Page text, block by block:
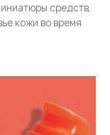
средств,
кожи во время